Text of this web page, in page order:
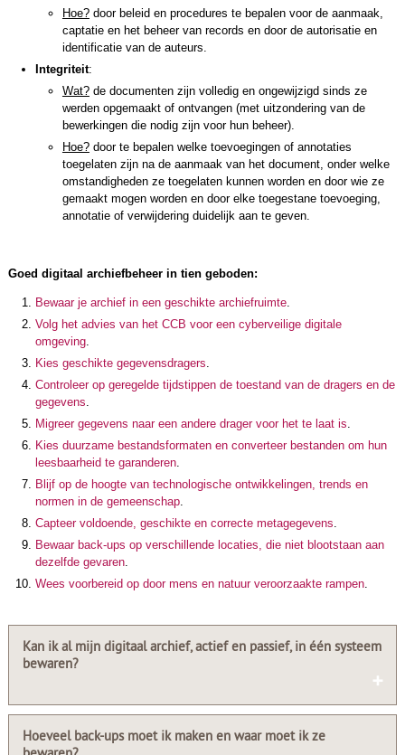
Hoe?door beleid en procedures te bepalen voor de aanmaak,
captatie en het beheer van records en door de autorisatie en
identificatie van de auteurs.
Integriteit:
Wat?de documenten zijn volledig en ongewijzigd sinds ze
werden opgemaakt of ontvangen (met uitzondering van de
bewerkingen die nodig zijn voor hun beheer).
Hoe?door te bepalen welke toevoegingen of annotaties
toegelaten zijn na de aanmaak van het document, onder welke
omstandigheden ze toegelaten kunnen worden en door wie ze
gemaakt mogen worden en door elke toegestane toevoeging,
annotatie of verwijdering duidelijk aan te geven.
Goed digitaal archiefbeheer in tien geboden:
Bewaar je archief in een geschikte archiefruimte.
Volg het advies van het CCB voor een cyberveilige digitale
omgeving.
Kies geschikte gegevensdragers
Controleer op geregelde tijdstippen de toestand van de dragers en de
gegevens
Migreer gegevens naar een andere drager voor het te laat is
Kies duurzame bestandsformaten en converteer bestanden om hun
leesbaarheid te garanderen.
Blijf op de hoogte van technologische ontwikkelingen, trends en
normen in de gemeenschap.
Capteer voldoende, geschikte en correcte metagegevens
Bewaar back-ups op verschillende locaties, die niet blootstaan aan
dezelfde gevaren.
Wees voorbereid op door mens en natuur veroorzaakte rampen.
Kan ik al mijn digitaal archief, actief en passief, in één systeem
bewaren?
Hoeveel back-ups moet ik maken en waar moet ik ze